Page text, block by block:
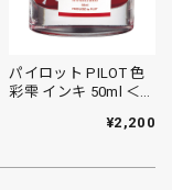
パイロット PILOT 色
彩雫 インキ 50ml ＜モ
¥2,200